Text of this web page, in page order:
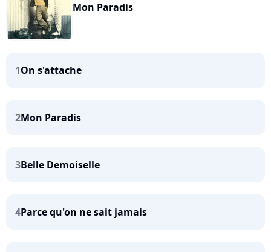
Mon Paradis
1On s'attache
2Mon Paradis
3Belle Demoiselle
4Parce qu'on ne sait jamais